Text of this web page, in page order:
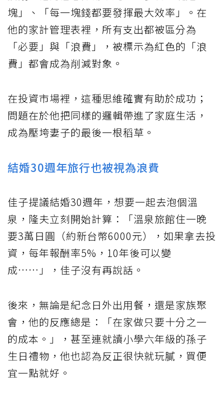
塊」、「每一塊錢都要發揮最大效率」。在
他的家計管理表裡，所有支出都被區分為
「必要」與「浪費」，被標示為紅色的「浪
費」都會成為削減對象。
在投資市場裡，這種思維確實有助於成功；
問題在於他把同樣的邏輯帶進了家庭生活，
成為壓垮妻子的最後一根稻草。
結婚30週年旅行也被視為浪費
佳子提議結婚30週年，想要一起去泡個溫
泉，隆夫立刻開始計算：「溫泉旅館住一晚
要3萬日圓（約新台幣6000元），如果拿去投
資，每年報酬率5%，10年後可以變
成……」，佳子沒有再說話。
後來，無論是紀念日外出用餐，還是家族聚
會，他的反應總是：「在家做只要十分之一
的成本。」，甚至連就讀小學六年級的孫子
生日禮物，他也認為反正很快就玩膩，買便
宜一點就好。